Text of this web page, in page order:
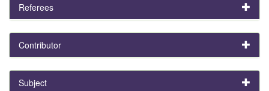
Referees
Contributor
Subject